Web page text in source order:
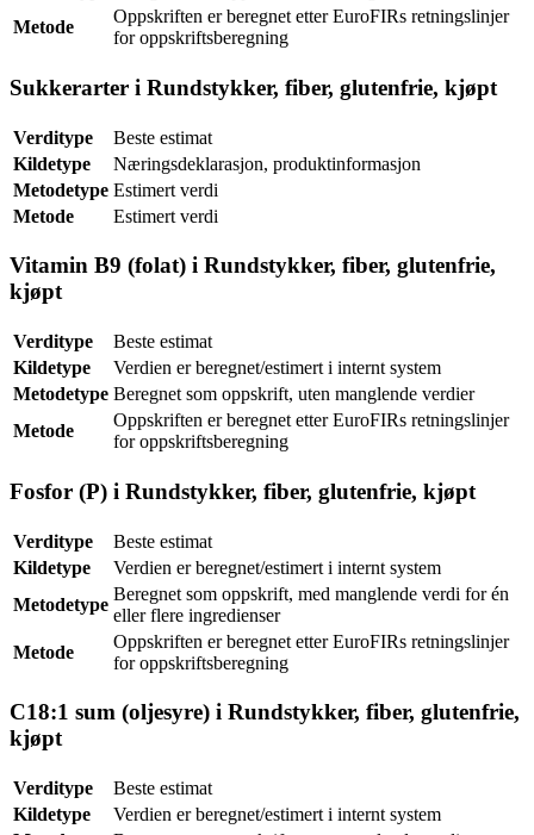
Metode
Oppskriften er beregnet etter EuroFIRs retningslinjer
for oppskriftsberegning
Sukkerarter i Rundstykker, fiber, glutenfrie, kjøpt
Verditype
Beste estimat
Kildetype
Næringsdeklarasjon, produktinformasjon
Metodetype Estimert verdi
Metode
Estimert verdi
Vitamin B9 (folat) i Rundstykker, fiber, glutenfrie,
kjøpt
Verditype
Beste estimat
Kildetype
Verdien er beregnet/estimert i internt system
Metodetype Beregnet som oppskrift, uten manglende verdier
Metode
Oppskriften er beregnet etter EuroFIRs retningslinjer
for oppskriftsberegning
Fosfor (P) i Rundstykker, fiber, glutenfrie, kjøpt
Verditype
Beste estimat
Kildetype
Verdien er beregnet/estimert i internt system
Metodetype
Beregnet som oppskrift, med manglende verdi for én
eller flere ingredienser
Metode
Oppskriften er beregnet etter EuroFIRs retningslinjer
for oppskriftsberegning
C18:1 sum (oljesyre) i Rundstykker, fiber, glutenfrie,
kjøpt
Verditype
Beste estimat
Kildetype
Verdien er beregnet/estimert i internt system